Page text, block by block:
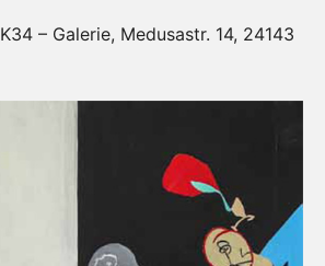
K34 – Galerie, Medusastr. 14, 24143